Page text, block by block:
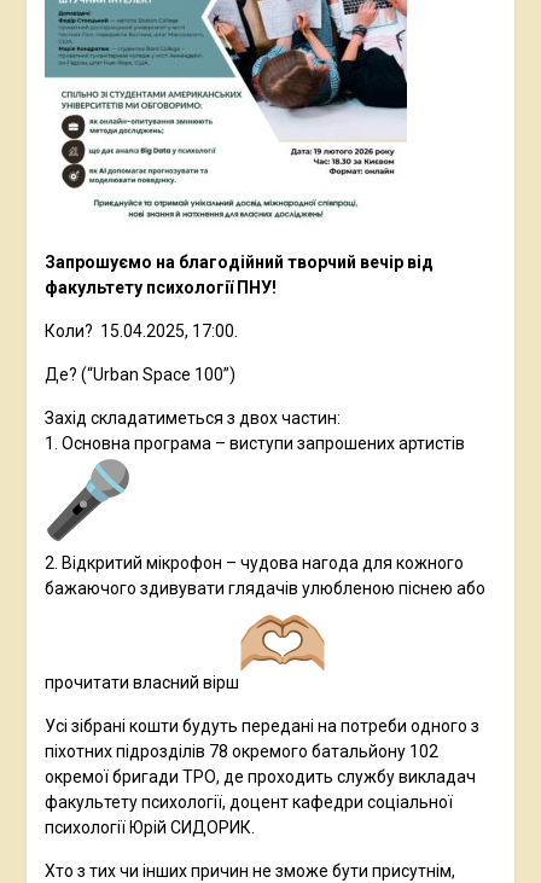
Запрошуємо на благодійний творчий вечір від
факультету психології ПНУ!
Коли? 15.04.2025, 17:00.
Де? (“Urban Space 100”)
Захід складатиметься з двох частин:
1. Основна програма – виступи запрошених артистів
2. Відкритий мікрофон – чудова нагода для кожного
бажаючого здивувати глядачів улюбленою піснею або
прочитати власний вірш
Усі зібрані кошти будуть передані на потреби одного з
піхотних підрозділів 78 окремого батальйону 102
окремої бригади ТРО, де проходить службу викладач
факультету психології, доцент кафедри соціальної
психології Юрій СИДОРИК.
Хто з тих чи інших причин не зможе бути присутнім,